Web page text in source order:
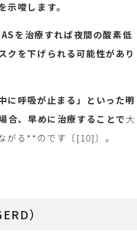
唆します。
を治療すれば夜間の酸素低
クを下げられる可能性があり
に呼吸が止まる」といった明
合、早めに治療することで大
がる**のです〔[10]〕。
）